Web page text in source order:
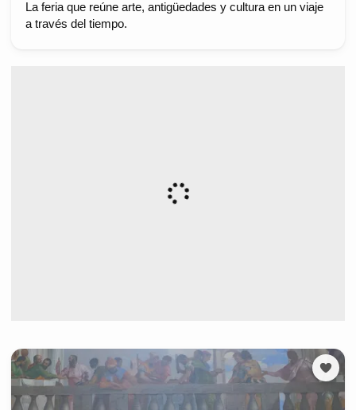
La feria que reúne arte, antigüedades y cultura en un viaje
a través del tiempo.